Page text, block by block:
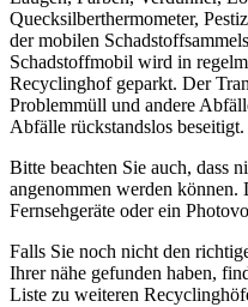
Quecksilberthermometer,
der mobilen
Schadstoffmobil wird in
Recyclinghof geparkt. Der
Problemmüll und andere
Abfälle rückstandslos beseitigt.
Bitte beachten Sie auch, dass
angenommen werden
Fernsehgeräte oder ein
Falls Sie noch nicht den
Ihrer nähe gefunden haben,
Liste zu weiteren